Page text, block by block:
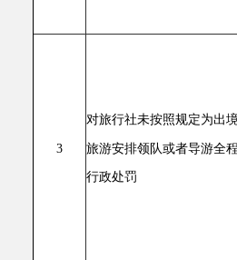
3
对旅行社未按照规定为出
旅游安排领队或者导游全
行政处罚